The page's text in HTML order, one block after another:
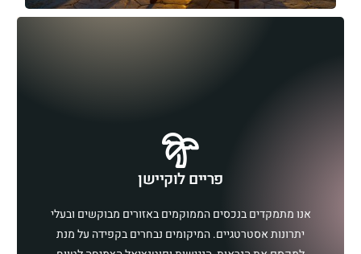
פריים לוקיישן
אנו מתמקדים בנכסים הממוקמים באזורים מבוקשים ובעלי
יתרונות אסטרטגיים. המיקומים נבחרים בקפידה על מנת